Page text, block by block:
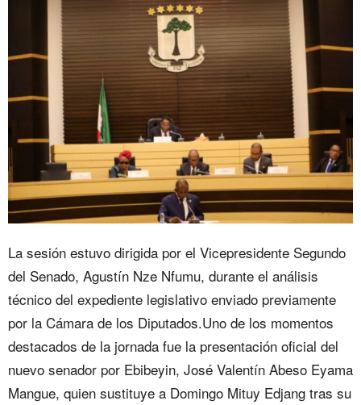
La sesión estuvo dirigida por el Vicepresidente Segundo
del Senado, Agustín Nze Nfumu, durante el análisis
técnico del expediente legislativo enviado previamente
por la Cámara de los Diputados.Uno de los momentos
destacados de la jornada fue la presentación oficial del
nuevo senador por Ebibeyin, José Valentín Abeso Eyama
Mangue, quien sustituye a Domingo Mituy Edjang tras su